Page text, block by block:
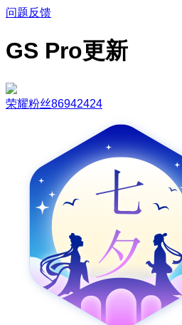
问题反馈
GS Pro更新
荣耀粉丝86942424